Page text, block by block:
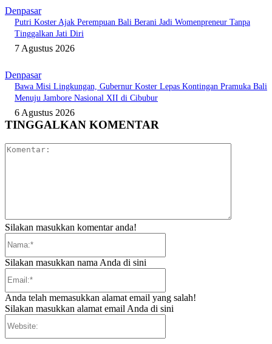
Denpasar
Putri Koster Ajak Perempuan Bali Berani Jadi Womenpreneur Tanpa
Tinggalkan Jati Diri
7 Agustus 2026
Denpasar
Bawa Misi Lingkungan, Gubernur Koster Lepas Kontingan Pramuka Bali
Menuju Jambore Nasional XII di Cibubur
6 Agustus 2026
TINGGALKAN KOMENTAR
Silakan masukkan komentar anda!
Silakan masukkan nama Anda di sini
Anda telah memasukkan alamat email yang salah!
Silakan masukkan alamat email Anda di sini